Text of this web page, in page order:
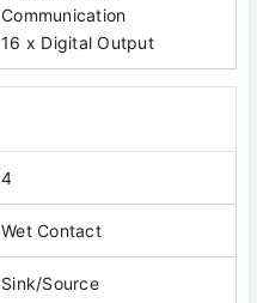
Communication
16 x Digital Output
4
Wet Contact
Sink/Source